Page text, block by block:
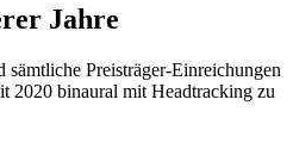
Jahre
Preisträger-Einreichungen
2020 binaural mit Headtracking zu